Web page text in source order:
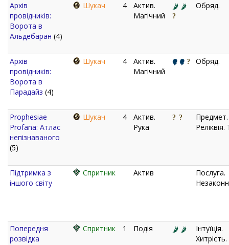
Архів
провідників:
Ворота в
Альдебаран (4)
Шукач 4
Актив.
Магічний
Обряд.
Архів
провідників:
Ворота в
Парадайз (4)
Шукач 4
Актив.
Магічний
Обряд.
Prophesiae
Profana: Атлас
непізнаваного
(5)
Шукач 4
Актив.
Рука
Предмет.
Підтримка з
іншого світу
Спритник Актив
Послуга.
Попередня
розвідка
Спритник 1 Подія
Інтуїція.
Хитрість.